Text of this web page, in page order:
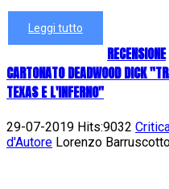
Leggi tutto
RECENSIONE
CARTONATO DEADWOOD DICK
TEXAS E L'INFERNO"
29-07-2019 Hits:9032
d'Autore Lorenzo